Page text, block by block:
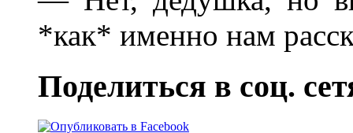
*как* именно нам
Поделиться в соц.